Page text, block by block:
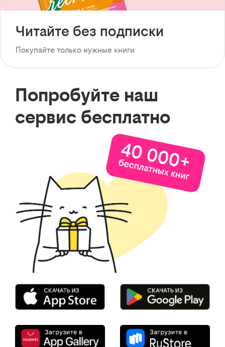
Читайте без подписки
Покупайте только нужные книги
Попробуйте наш
сервис бесплатно